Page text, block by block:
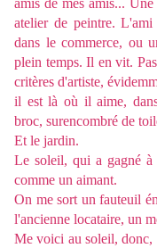
amis de mes amis...
atelier de peintre.
dans le commerce, ou
plein temps. Il en vit.
critères d'artiste,
il est là où il aime,
broc, surencombré de
Et le jardin.
Le soleil, qui a gagné à
comme un aimant.
On me sort un fauteuil
l'ancienne locataire, un
Me voici au soleil, donc,